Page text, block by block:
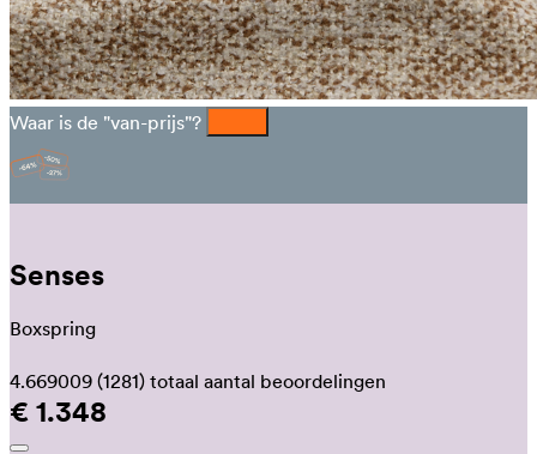
Waar is de "van-prijs"?
Senses
Boxspring
4.669009 (1281) totaal aantal beoordelingen
€ 1.348